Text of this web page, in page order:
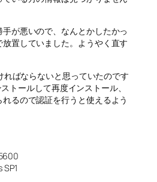
が悪いので、なんとかしたかっ
置していました。ようやく直す
ばならないと思っていたのです
トールして再度インストール、
るので認証を行うと使えるよう